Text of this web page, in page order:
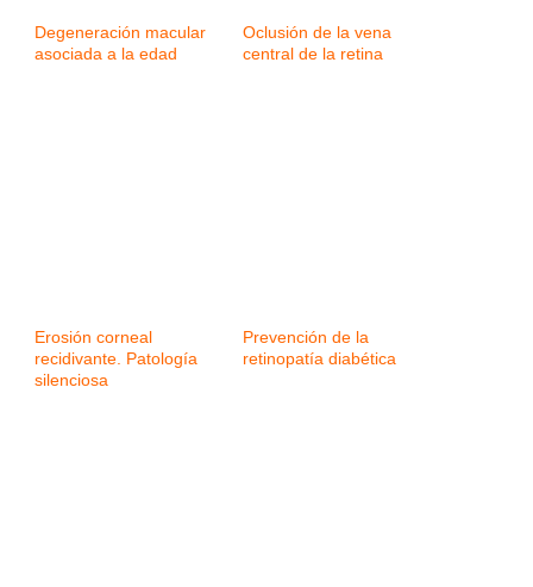
Degeneración macular
asociada a la edad
Oclusión de la vena
central de la retina
Erosión corneal
recidivante. Patología
silenciosa
Prevención de la
retinopatía diabética